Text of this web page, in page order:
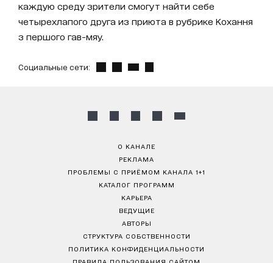
каждую среду зрители смогут найти себе
четырехлапого друга из приюта в рубрике Кохання
з першого гав-мяу.
Социальные сети:
О КАНАЛЕ
РЕКЛАМА
ПРОБЛЕМЫ С ПРИЁМОМ КАНАЛА 1+1
КАТАЛОГ ПРОГРАММ
КАРЬЕРА
ВЕДУЩИЕ
АВТОРЫ
СТРУКТУРА СОБСТВЕННОСТИ
ПОЛИТИКА КОНФИДЕНЦИАЛЬНОСТИ
ПРАВИЛА ПОЛЬЗОВАНИЯ САЙТОМ